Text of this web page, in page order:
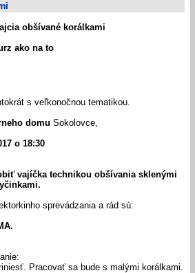
obšívané korálkami
ako na to
s veľkonočnou tematikou.
domu Sokolovce,
o 18:30
vajíčka technikou obšívania sklenými
sprevádzania a rád sú:
Pracovať sa bude s malými korálkami.